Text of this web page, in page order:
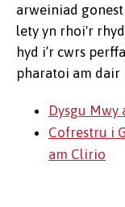
arweiniad
lety yn rhoi'r
hyd i’r cwrs
pharatoi am dair
Dysgu Mwy
Cofrestru i
am Clirio